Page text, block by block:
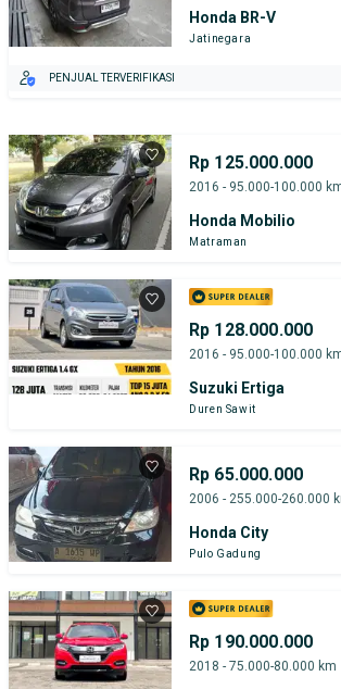
Honda BR-V
Jatinegara
PENJUAL TERVERIFIKASI
Rp 125.000.000
2016 - 95.000-100.000
Honda Mobilio
Matraman
Rp 128.000.000
2016 - 95.000-100.000
Suzuki Ertiga
Duren Sawit
Rp 65.000.000
2006 - 255.000-260.000
Honda City
Pulo Gadung
Rp 190.000.000
2018 - 75.000-80.000 km